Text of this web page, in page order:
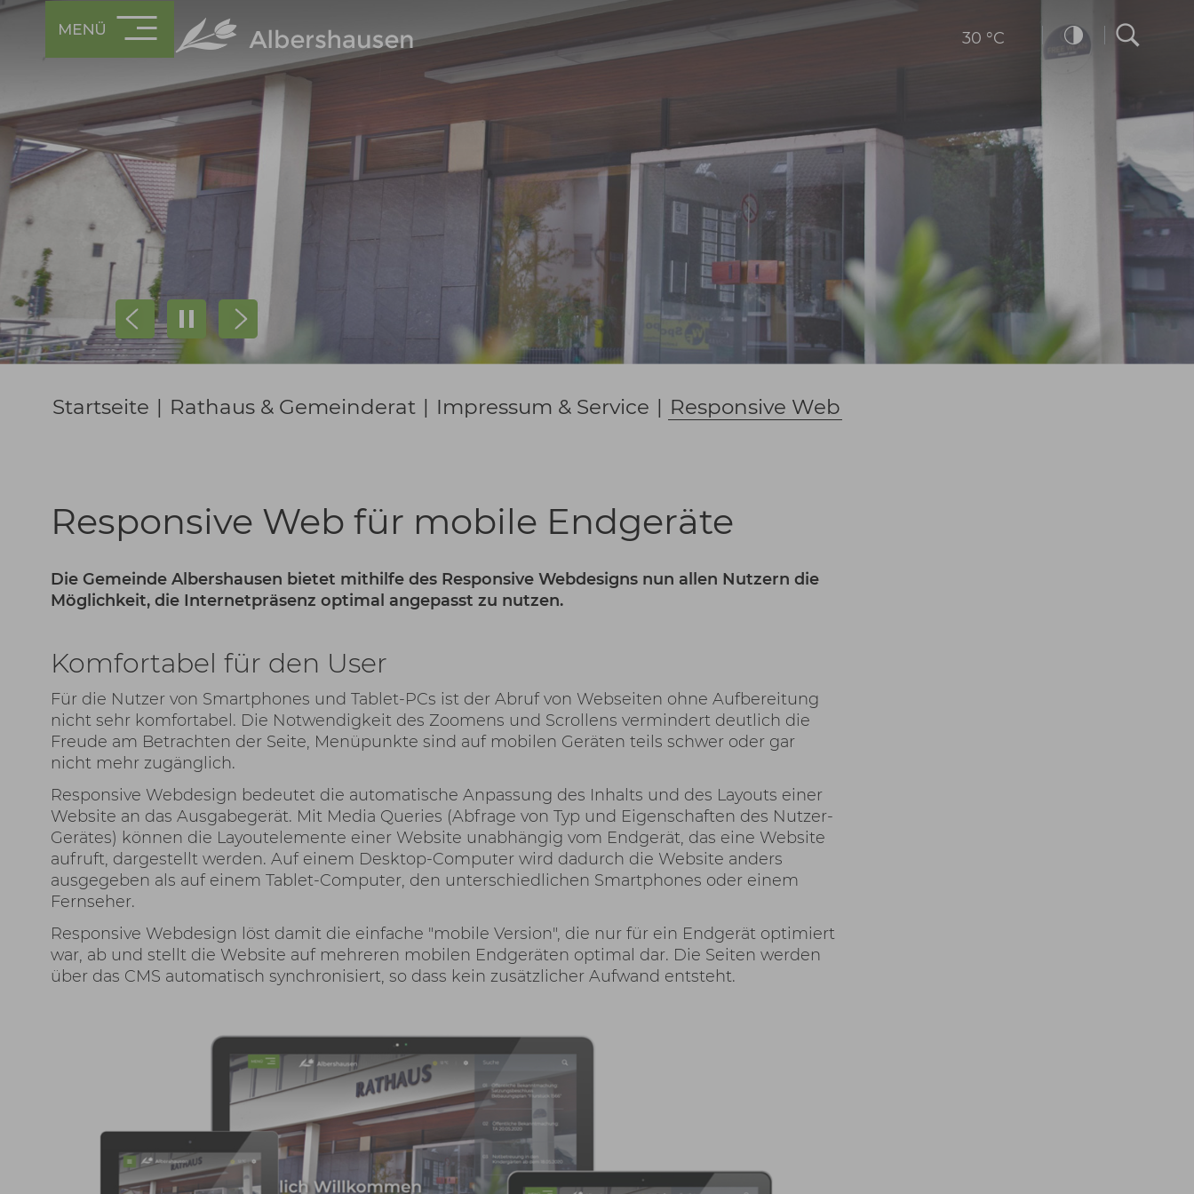
30 °C
Prev Next
Startseite | Rathaus & Gemeinderat | Impressum & Service | Responsive Web
Responsive Web für mobile Endgeräte
Die Gemeinde Albershausen bietet mithilfe des Responsive Webdesigns nun allen Nutzern die
Möglichkeit, die Internetpräsenz optimal angepasst zu nutzen.
Komfortabel für den User
Für die Nutzer von Smartphones und Tablet-PCs ist der Abruf von Webseiten ohne Aufbereitung
nicht sehr komfortabel. Die Notwendigkeit des Zoomens und Scrollens vermindert deutlich die
Freude am Betrachten der Seite, Menüpunkte sind auf mobilen Geräten teils schwer oder gar
nicht mehr zugänglich.
Responsive Webdesign bedeutet die automatische Anpassung des Inhalts und des Layouts einer
Website an das Ausgabegerät. Mit Media Queries (Abfrage von Typ und Eigenschaften des Nutzer-
Gerätes) können die Layoutelemente einer Website unabhängig vom Endgerät, das eine Website
aufruft, dargestellt werden. Auf einem Desktop-Computer wird dadurch die Website anders
ausgegeben als auf einem Tablet-Computer, den unterschiedlichen Smartphones oder einem
Fernseher.
Responsive Webdesign löst damit die einfache "mobile Version", die nur für ein Endgerät optimiert
war, ab und stellt die Website auf mehreren mobilen Endgeräten optimal dar. Die Seiten werden
über das CMS automatisch synchronisiert, so dass kein zusätzlicher Aufwand entsteht.